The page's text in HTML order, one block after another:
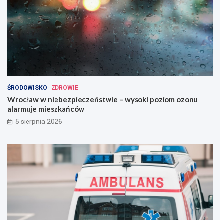
ŚRODOWISKO ZDROWIE
Wrocław w niebezpieczeństwie – wysoki poziom ozonu
alarmuje mieszkańców
5 sierpnia 2026